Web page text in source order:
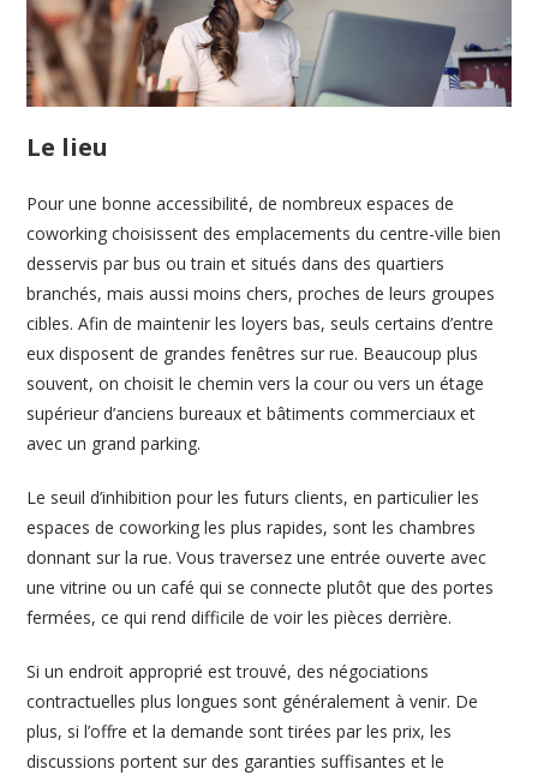
Le lieu
Pour une bonne accessibilité, de nombreux espaces de
coworking choisissent des emplacements du centre-ville bien
desservis par bus ou train et situés dans des quartiers
branchés, mais aussi moins chers, proches de leurs groupes
cibles. Afin de maintenir les loyers bas, seuls certains d’entre
eux disposent de grandes fenêtres sur rue. Beaucoup plus
souvent, on choisit le chemin vers la cour ou vers un étage
supérieur d’anciens bureaux et bâtiments commerciaux et
avec un grand parking.
Le seuil d’inhibition pour les futurs clients, en particulier les
espaces de coworking les plus rapides, sont les chambres
donnant sur la rue. Vous traversez une entrée ouverte avec
une vitrine ou un café qui se connecte plutôt que des portes
fermées, ce qui rend difficile de voir les pièces derrière.
Si un endroit approprié est trouvé, des négociations
contractuelles plus longues sont généralement à venir. De
plus, si l’offre et la demande sont tirées par les prix, les
discussions portent sur des garanties suffisantes et le